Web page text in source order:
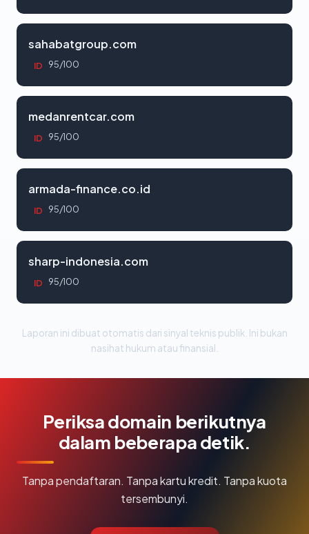
sahabatgroup.com
ID 95/100
medanrentcar.com
ID 95/100
armada-finance.co.id
ID 95/100
sharp-indonesia.com
ID 95/100
Laporan ini dibuat otomatis dari sinyal teknis publik. Ini bukan
nasihat hukum atau finansial.
Periksa domain berikutnya
dalam beberapa detik.
Tanpa pendaftaran. Tanpa kartu kredit. Tanpa kuota
tersembunyi.